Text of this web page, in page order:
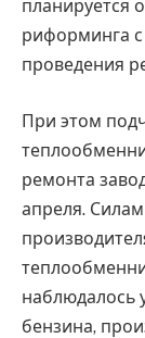
планируется
риформинга
проведения
При этом
ремонта
апреля.
наблюдалось
бензина,